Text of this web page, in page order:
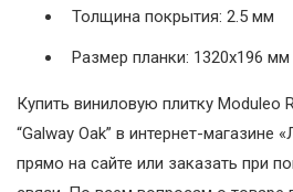
Толщина покрытия: 2.5 мм
Размер планки: 1320х196 мм
Купить виниловую плитку Moduleo
“Galway Oak” в интернет-магазине
прямо на сайте или заказать при